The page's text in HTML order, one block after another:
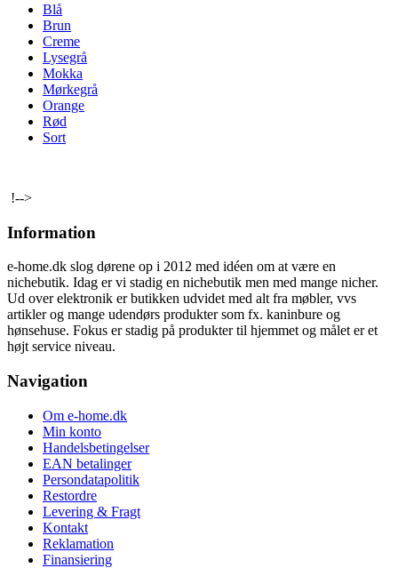
Blå
Brun
Creme
Lysegrå
Mokka
Mørkegrå
Orange
Rød
Sort
!-->
Information
e-home.dk slog dørene op i 2012 med idéen om at være en
nichebutik. Idag er vi stadig en nichebutik men med mange nicher.
Ud over elektronik er butikken udvidet med alt fra møbler, vvs
artikler og mange udendørs produkter som fx. kaninbure og
hønsehuse. Fokus er stadig på produkter til hjemmet og målet er et
højt service niveau.
Navigation
Om e-home.dk
Min konto
Handelsbetingelser
EAN betalinger
Persondatapolitik
Restordre
Levering & Fragt
Kontakt
Reklamation
Finansiering